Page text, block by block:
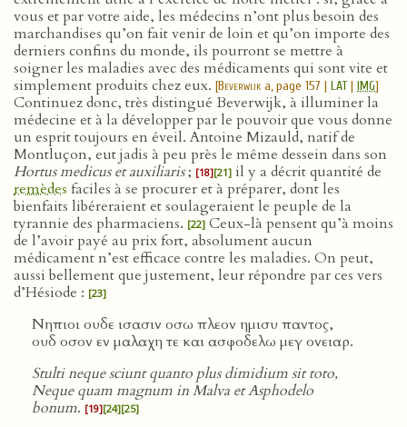
vous et par votre aide, les médecins n’ont plus besoin des
marchandises qu’on fait venir de loin et qu’on importe des
derniers confins du monde, ils pourront se mettre à
soigner les maladies avec des médicaments qui sont vite et
simplement produits chez eux. [Beverwijk a, page 157 | LAT| IMG]
Continuez donc, très distingué Beverwijk, à illuminer la
médecine et à la développer par le pouvoir que vous donne
un esprit toujours en éveil. Antoine Mizauld, natif de
Montluçon, eut jadis à peu près le même dessein dans son
Hortus medicus et auxiliaris; [18][21] il y a décrit quantité de
remèdes faciles à se procurer et à préparer, dont les
bienfaits libéreraient et soulageraient le peuple de la
tyrannie des pharmaciens. [22] Ceux-là pensent qu’à moins
de l’avoir payé au prix fort, absolument aucun
médicament n’est efficace contre les maladies. On peut,
aussi bellement que justement, leur répondre par ces vers
d’Hésiode : [23]
Νηπιοι ουδε ισασιν οσω πλεον ημισυ παντος,
ουδ οσον εν μαλαχη τε και ασφοδελω μεγ ονειαρ.
Stulti neque sciunt quanto plus dimidium sit toto,
Neque quam magnum in Malva et Asphodelo
bonum. [19][24][25]